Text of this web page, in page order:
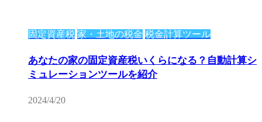
固定資産税 家・土地の税金 税金計算ツール
あなたの家の固定資産税いくらになる？自動計算シ
ミュレーションツールを紹介
2024/4/20